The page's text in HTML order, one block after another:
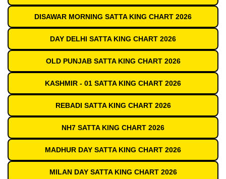
DISAWAR MORNING SATTA KING CHART 2026
DAY DELHI SATTA KING CHART 2026
OLD PUNJAB SATTA KING CHART 2026
KASHMIR - 01 SATTA KING CHART 2026
REBADI SATTA KING CHART 2026
NH7 SATTA KING CHART 2026
MADHUR DAY SATTA KING CHART 2026
MILAN DAY SATTA KING CHART 2026